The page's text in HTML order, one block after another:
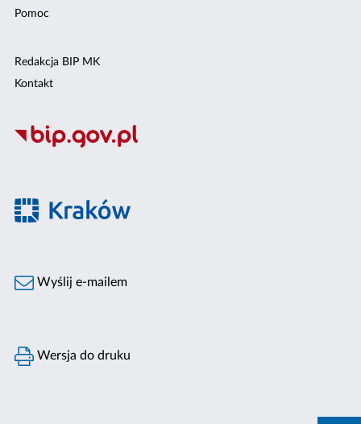
Pomoc
Redakcja BIP MK
Kontakt
Wyślij e-mailem
Wersja do druku